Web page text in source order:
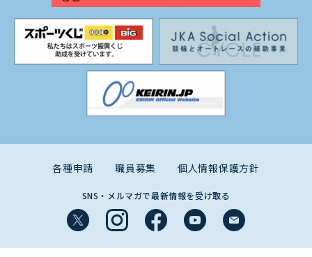
各種申請 職員募集 個人情報保護方針
SNS・メルマガで最新情報を受け取る